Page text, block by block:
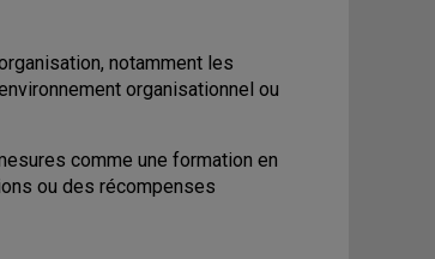
notamment les
organisationnel ou
comme une formation en
ou des récompenses